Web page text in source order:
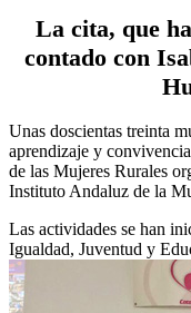
La cita, que
contado con
Unas doscientas treinta
aprendizaje y
de las Mujeres Rurales
Instituto Andaluz de la
Las actividades se han
Igualdad, Juventud y